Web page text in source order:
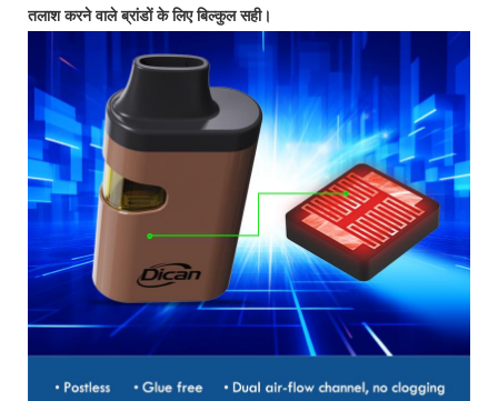
तलाश करने वाले ब्रांडों के लिए बिल्कुल सही।